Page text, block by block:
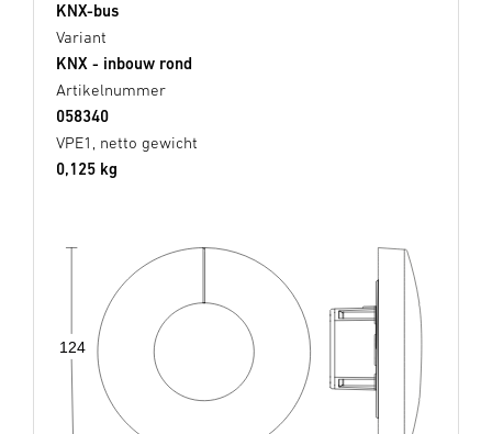
KNX-bus
Variant
KNX - inbouw rond
Artikelnummer
058340
VPE1, netto gewicht
0,125 kg
124